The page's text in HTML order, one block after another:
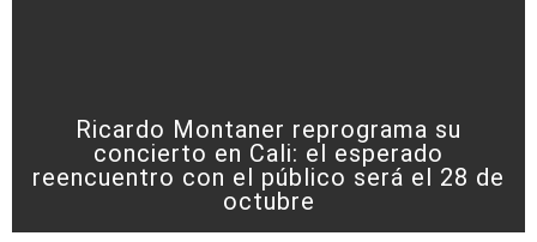
Ricardo Montaner reprograma su
concierto en Cali: el esperado
reencuentro con el público será el 28 de
octubre